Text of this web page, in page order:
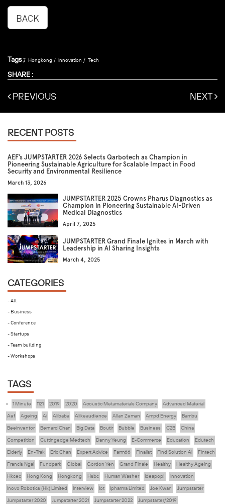
BACK
Tags : Hongkong Innovation Tech
SHARE :
PREVIOUS NEXT
RECENT POSTS
AEF’s JUMPSTARTER 2026 Selects Qarbotech as Champion in
Pioneering Sustainable Agriculture for Scalable Impact in Food
Security and Environmental Resilience
March 13, 2026
JUMPSTARTER 2025 Crowns Pharus Diagnostics as
Champion in Pioneering Sustainable AI-Driven
Medical Diagnostics
April 7, 2025
JUMPSTARTER Grand Finale Ignites in March with
Leadership in AI Sharing Insights
March 4, 2025
CATEGORIES
- All
- Business
- Conference
- Startups
- Team building
- Workshops
TAGS
1 Minute 1121 2019 2020 Acoustic Metamaterials Company
Advanced Material
Aef
Ageing Ai Alibaba Alikeaudience Allan Zeman Ampd Energy
Bambu
Beeinventor
Bernard Chan Big Data Boutir Bubble Business C2B
China
Competition
Cuttingedge Medtech Danny Yeung E-Commerce Education
Edutech
Elderly
En-Trak Eric Chan Expert Advice Farm66 Finalist Find Solution Ai
Fintech
Francis Ngai
Fundpark Global Gordon Yen Grand Finale Healthy
Healthy Ageing
Hkcec
Hong Kong Hongkong Hsbc Human Washer Ideapop!
Innovation
Inovo Robotics (Hk) Limited
Interview Iot Ipharma Limited Joe Kwan
Jumpstarter
Jumpstarter 2020
Jumpstarter 2021 Jumpstarter 2022
Jumpstarter/2019